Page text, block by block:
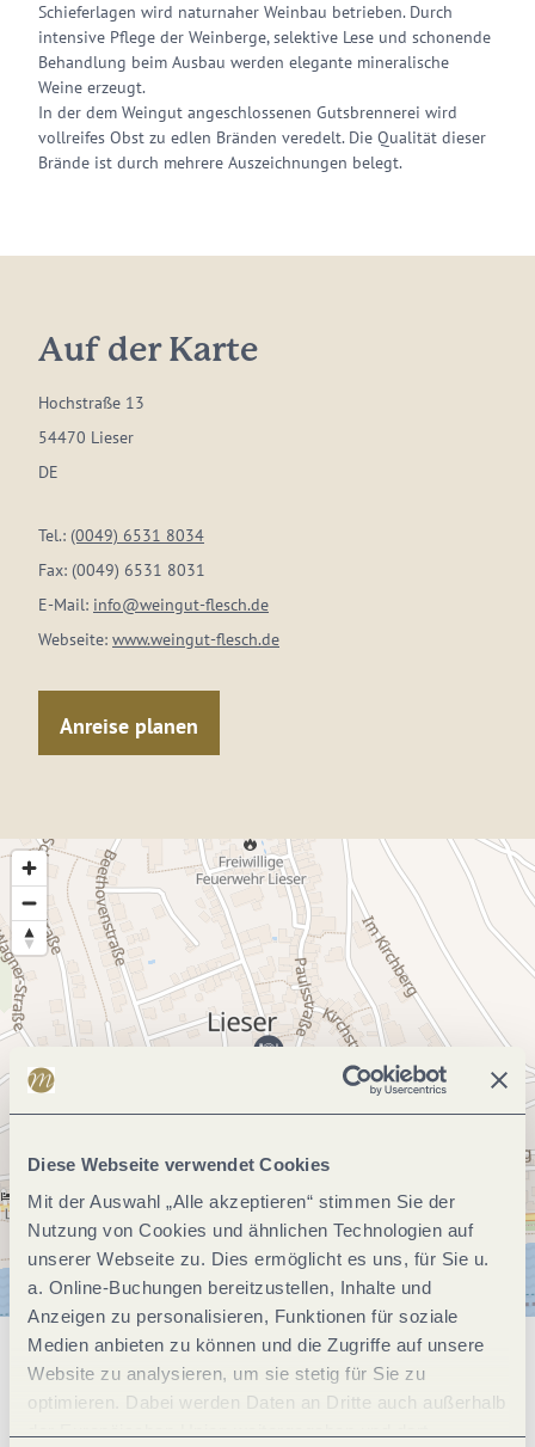
Diese Webseite verwendet Cookies
Mit der Auswahl „Alle akzeptieren“ stimmen Sie der
Nutzung von Cookies und ähnlichen Technologien auf
unserer Webseite zu. Dies ermöglicht es uns, für Sie u.
a. Online-Buchungen bereitzustellen, Inhalte und
Anzeigen zu personalisieren, Funktionen für soziale
Medien anbieten zu können und die Zugriffe auf unsere
Website zu analysieren, um sie stetig für Sie zu
optimieren. Dabei werden Daten an Dritte auch außerhalb
Schieferlagen wird naturnaher Weinbau betrieben. Durch
intensive Pflege der Weinberge, selektive Lese und schonende
Behandlung beim Ausbau werden elegante mineralische
Weine erzeugt.
In der dem Weingut angeschlossenen Gutsbrennerei wird
vollreifes Obst zu edlen Bränden veredelt. Die Qualität dieser
Brände ist durch mehrere Auszeichnungen belegt.
Auf der Karte
Hochstraße 13
54470 Lieser
DE
Tel.: (0049) 6531 8034
Fax: (0049) 6531 8031
E-Mail: info@weingut-flesch.de
Webseite: www.weingut-flesch.de
Anreise planen
Allgemeine Informationen